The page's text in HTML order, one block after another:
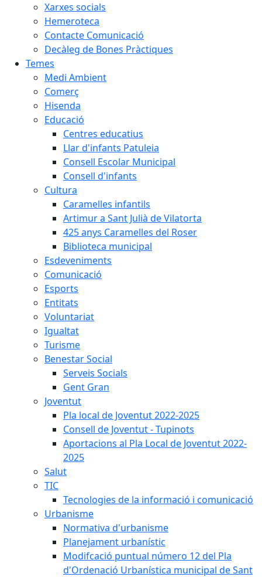
Xarxes socials
Hemeroteca
Contacte Comunicació
Decàleg de Bones Pràctiques
Temes
Medi Ambient
Comerç
Hisenda
Educació
Centres educatius
Llar d'infants Patuleia
Consell Escolar Municipal
Consell d'infants
Cultura
Caramelles infantils
Artimur a Sant Julià de Vilatorta
425 anys Caramelles del Roser
Biblioteca municipal
Esdeveniments
Comunicació
Esports
Entitats
Voluntariat
Igualtat
Turisme
Benestar Social
Serveis Socials
Gent Gran
Joventut
Pla local de Joventut 2022-2025
Consell de Joventut - Tupinots
Aportacions al Pla Local de Joventut 2022-
2025
Salut
TIC
Tecnologies de la informació i comunicació
Urbanisme
Normativa d'urbanisme
Planejament urbanístic
Modifcació puntual número 12 del Pla
d'Ordenació Urbanística municipal de Sant